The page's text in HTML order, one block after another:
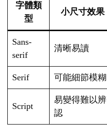
字體類
型
小尺寸效果
Sans-
serif
清晰易讀
Serif 可能細節模糊
Script
易變得難以辨
認